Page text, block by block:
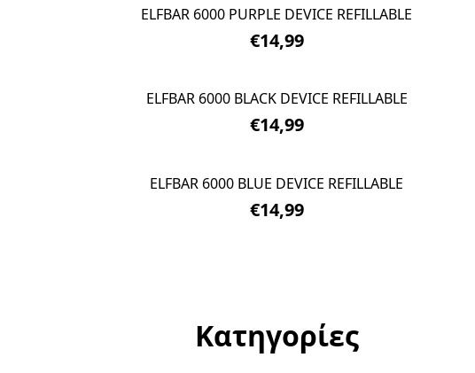
6000 PUFFS
ELFBAR 6000 PURPLE DEVICE REFILLABLE
€14,99
6000 PUFFS
ELFBAR 6000 BLACK DEVICE REFILLABLE
€14,99
6000 PUFFS
ELFBAR 6000 BLUE DEVICE REFILLABLE
€14,99
Κατηγορίες